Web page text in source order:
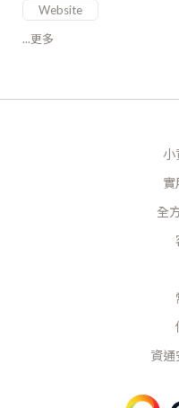
Website
...更多
小
實
全
資通